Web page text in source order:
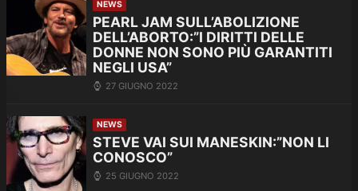
NEWS
PEARL JAM SULL’ABOLIZIONE
DELL’ABORTO:”I DIRITTI DELLE
DONNE NON SONO PIÙ GARANTITI
NEGLI USA”
27 GIUGNO 2022
NEWS
STEVE VAI SUI MANESKIN:”NON LI
CONOSCO”
25 GIUGNO 2022